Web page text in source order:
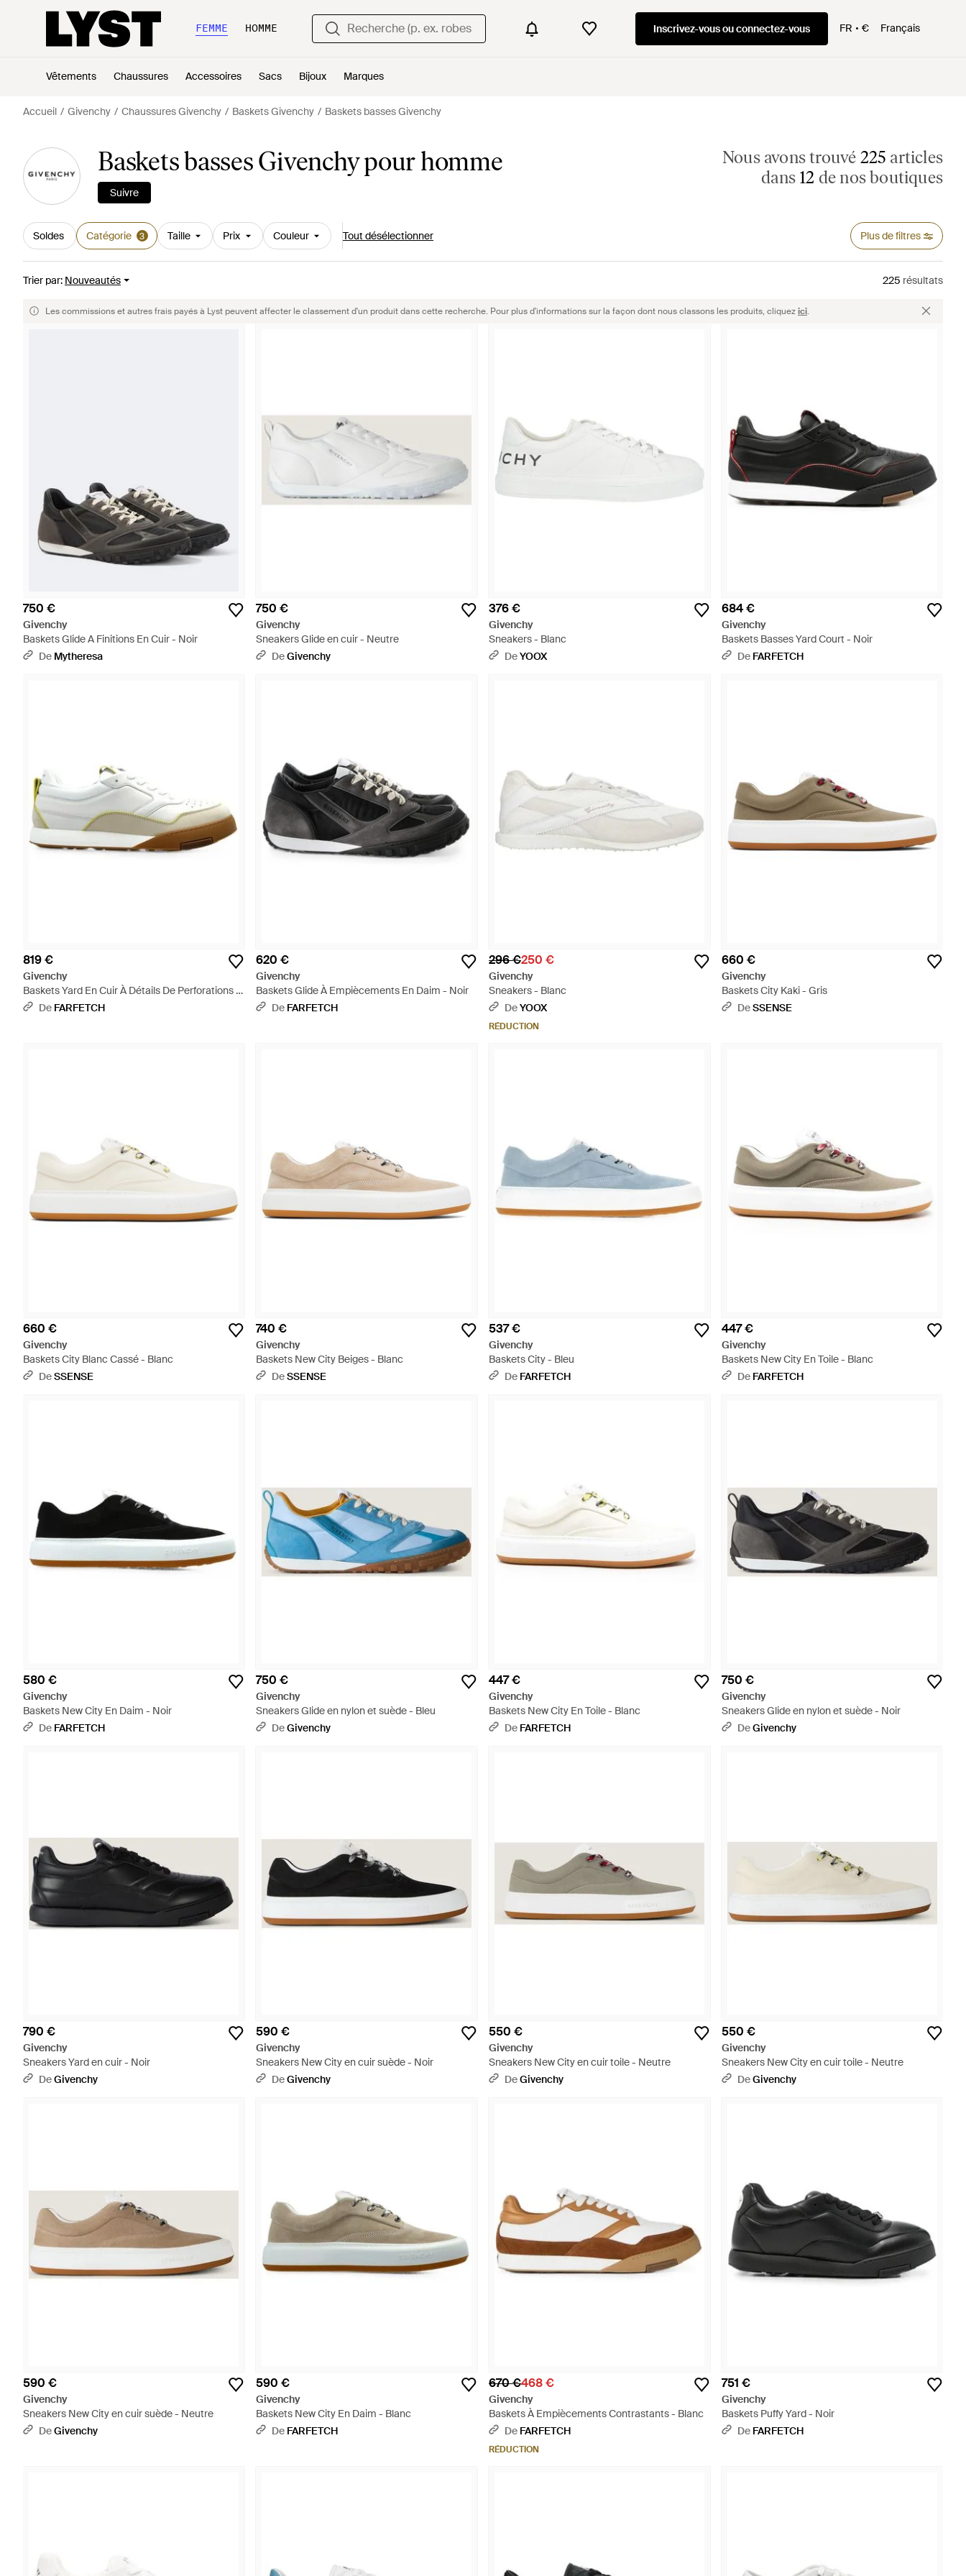
FEMME HOMME Inscrivez-vous ou connectez-vous FR € Français
Vêtements Chaussures Accessoires Sacs Bijoux Marques
Accueil Givenchy Chaussures Givenchy Baskets Givenchy Baskets basses Givenchy
Baskets basses Givenchy pour homme
Suivre
Nous avons trouvé 225 articles
dans 12 de nos boutiques
Soldes Catégorie 3 Taille Prix Couleur Tout désélectionner Plus de filtres
Trier par: Nouveautés 225 résultats
Les commissions et autres frais payés à Lyst peuvent affecter le classement d'un produit dans cette recherche. Pour plus d'informations sur la façon dont nous classons les produits, cliquezici.
750 €
Givenchy
Baskets Glide A Finitions En Cuir - Noir
De Mytheresa
750 €
Givenchy
Sneakers Glide en cuir - Neutre
DeGivenchy
376 €
Givenchy
Sneakers - Blanc
DeYOOX
684 €
Givenchy
Baskets Basses Yard Court - Noir
De FARFETCH
819 €
Givenchy
Baskets Yard En Cuir À Détails De Perforations -
Blanc
De FARFETCH
620 €
Givenchy
Baskets Glide À Empiècements En Daim - Noir
De FARFETCH
296 €250 €
Givenchy
Sneakers - Blanc
DeYOOX
RÉDUCTION
660 €
Givenchy
Baskets City Kaki - Gris
DeSSENSE
660 €
Givenchy
Baskets City Blanc Cassé - Blanc
DeSSENSE
740 €
Givenchy
Baskets New City Beiges - Blanc
DeSSENSE
537 €
Givenchy
Baskets City - Bleu
De FARFETCH
447 €
Givenchy
Baskets New City En Toile - Blanc
De FARFETCH
580 €
Givenchy
Baskets New City En Daim - Noir
De FARFETCH
750 €
Givenchy
Sneakers Glide en nylon et suède - Bleu
DeGivenchy
447 €
Givenchy
Baskets New City En Toile - Blanc
De FARFETCH
750 €
Givenchy
Sneakers Glide en nylon et suède - Noir
DeGivenchy
790 €
Givenchy
Sneakers Yard en cuir - Noir
DeGivenchy
590 €
Givenchy
Sneakers New City en cuir suède - Noir
DeGivenchy
550 €
Givenchy
Sneakers New City en cuir toile - Neutre
DeGivenchy
550 €
Givenchy
Sneakers New City en cuir toile - Neutre
DeGivenchy
590 €
Givenchy
Sneakers New City en cuir suède - Neutre
DeGivenchy
590 €
Givenchy
Baskets New City En Daim - Blanc
De FARFETCH
670 €468 €
Givenchy
Baskets À Empiècements Contrastants - Blanc
De FARFETCH
RÉDUCTION
751 €
Givenchy
Baskets Puffy Yard - Noir
De FARFETCH